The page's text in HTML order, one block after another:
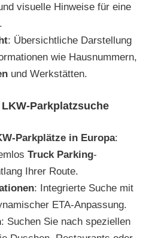
visuelle Hinweise für eine
: Übersichtliche Darstellung
wie Hausnummern,
und Werkstätten.
Parkplatzsuche
Parkplätze in Europa:
Truck Parking-
Ihrer Route.
: Integrierte Suche mit
ETA-Anpassung.
: Suchen Sie nach speziellen